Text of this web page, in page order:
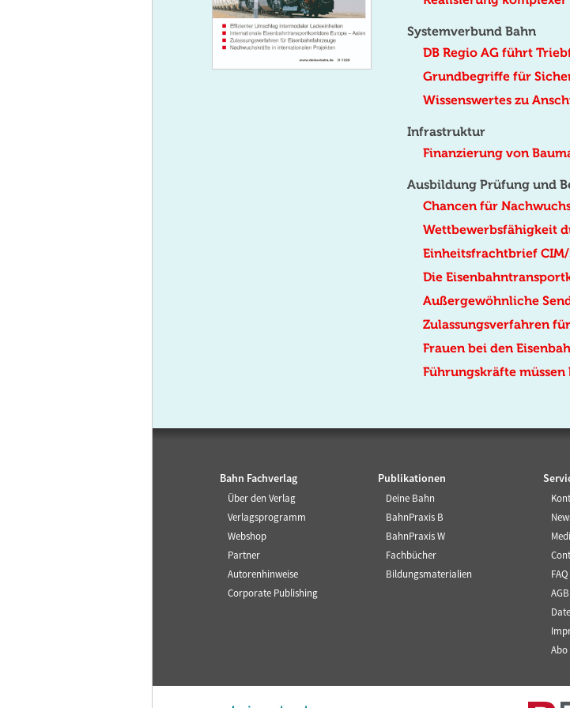
Systemverbund Bahn
DB Regio AG führt
Grundbegriffe für
Wissenswertes zu
Infrastruktur
Finanzierung von
Ausbildung Prüfung und
Chancen für
Wettbewerbsfähigkeit
Einheitsfrachtbrief
Die
Außergewöhnliche
Zulassungsverfahren
Frauen bei den
Führungskräfte
Bahn Fachverlag
Über den Verlag
Verlagsprogramm
Webshop
Partner
Autorenhinweise
Corporate Publishing
Publikationen
Deine Bahn
BahnPraxis B
BahnPraxis W
Fachbücher
Bildungsmaterialien
FAQ
AGB
Abo